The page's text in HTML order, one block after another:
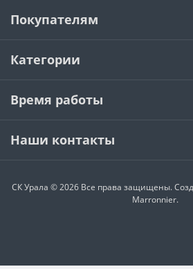
Покупателям
Категории
Время работы
Наши контакты
СК Урала © 2026 Все права защищены.
Marronnier.